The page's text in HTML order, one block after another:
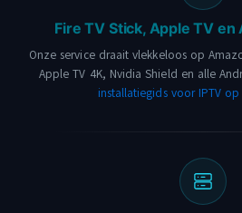
Fire TV Stick, Apple TV
Onze service draait vlekkeloos op
Apple TV 4K, Nvidia Shield en alle
installatiegids voor IPTV op